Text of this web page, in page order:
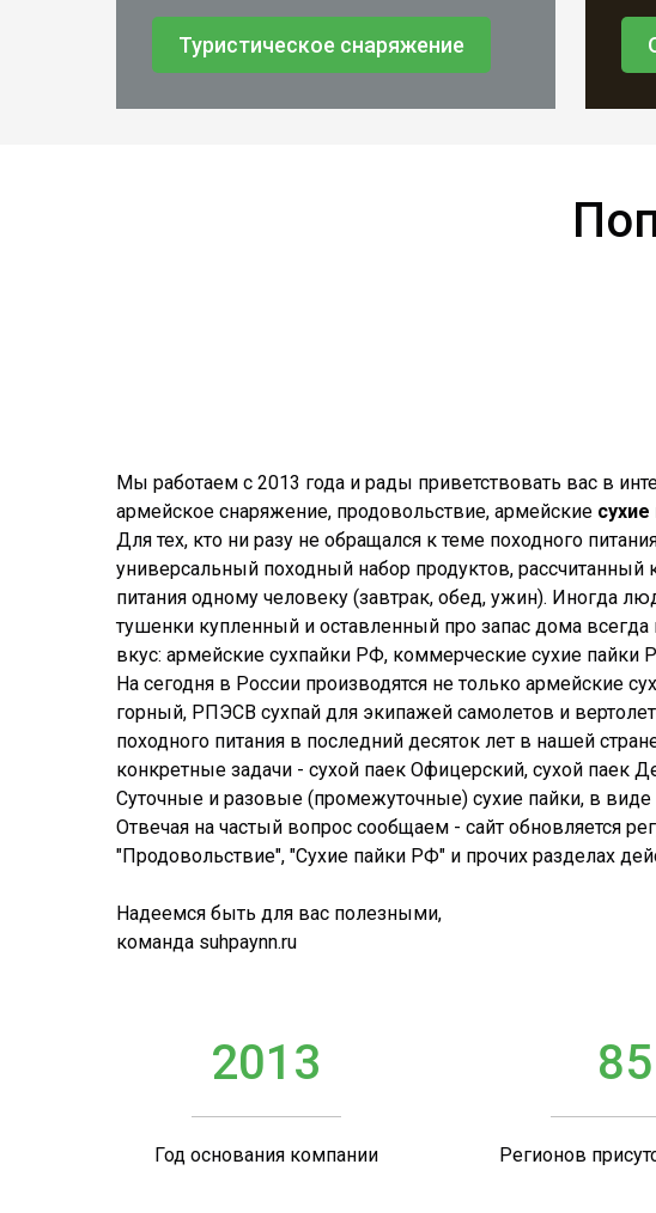
Туристическое снаряжение
Мы работаем с 2013 года и рады приветствовать вас в
армейское снаряжение, продовольствие, армейские сухие
Для тех, кто ни разу не обращался к теме походного
универсальный походный набор продуктов,
питания одному человеку (завтрак, обед, ужин). Иногда
тушенки купленный и оставленный про запас дома
вкус: армейские сухпайки РФ, коммерческие сухие
На сегодня в России производятся не только армейские
горный, РПЭСВ сухпай для экипажей самолетов и
походного питания в последний десяток лет в нашей
конкретные задачи - сухой паек Офицерский, сухой паек
Суточные и разовые (промежуточные) сухие пайки, в виде
Отвечая на частый вопрос сообщаем - сайт обновляется
"Продовольствие", "Сухие пайки РФ" и прочих разделах
Надеемся быть для вас полезными,
команда suhpaynn.ru
2013
Год основания компании
85
Регионов